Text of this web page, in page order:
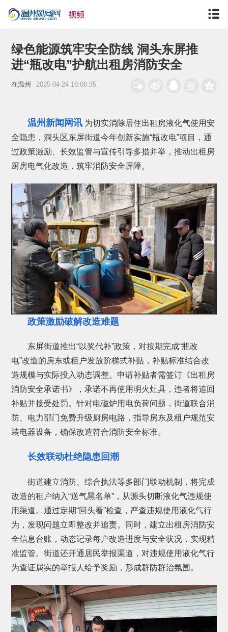
绿色能源筑牢安全防线 洞头东屏推
进“瓶改电”护航出租房消防安全
在温州 2025-04-24 16:06:35
温州新闻网讯 为切实消除居住出租房液化气使用安
全隐患，洞头区东屏街道今年创新实施“瓶改电”项目，通
过政策激励、长效监管与宣传引导多措并举，推动出租房
厨房电气化改造，筑牢消防安全屏障。
政策激励破解改造难题
东屏街道推出“以奖代补”政策，对按期完成“瓶改
电”改造的房东或租户发放阶梯式补贴，补贴标准结合改
造规模与实际投入动态调整。申请补贴者需签订《出租房
消防安全承诺书》，承诺不再使用明火灶具，违者将追回
补贴并接受处罚。针对电磁炉用电负荷问题，街道联合消
防、电力部门免费升级厨房电路，指导房东及租户规范安
装电器设备，确保改造符合消防安全标准。
长效联动杜绝隐患回潮
街道建立消防、综合执法等多部门联动机制，将完成
改造的租户纳入“送气黑名单”，从源头切断液化气违规使
用渠道。通过定期“回头看”检查，严查违规使用液化气行
为，发现问题立即整改并追责。同时，建立出租房消防安
全信息台账，动态记录每户改造进度与安全状况，实现精
准监管。街道还开通居民举报渠道，对违规使用液化气行
为查证属实的举报人给予奖励，形成群防群治氛围。